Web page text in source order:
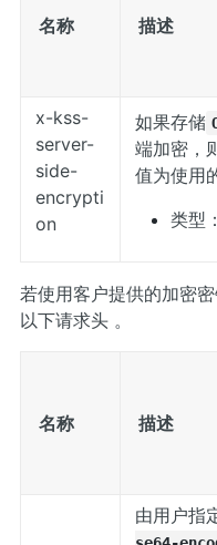
名称 描述
x-kss-
server-
side-
encrypti
on
如果存储
端加密，
值为使用
类型
若使用客户提供的加密
以下请求头 。
名称 描述
由用户指